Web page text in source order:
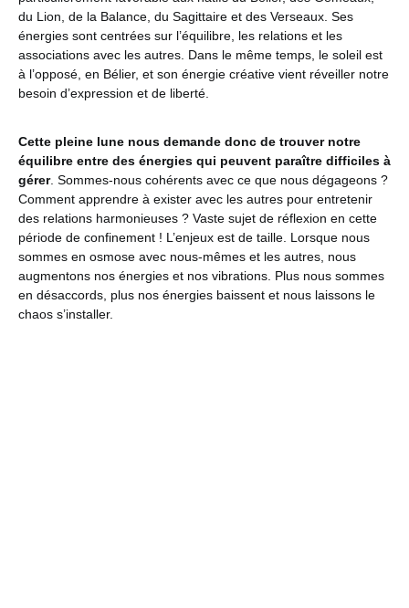
du Lion, de la Balance, du Sagittaire et des Verseaux. Ses
énergies sont centrées sur l’équilibre, les relations et les
associations avec les autres. Dans le même temps, le soleil est
à l’opposé, en Bélier, et son énergie créative vient réveiller notre
besoin d’expression et de liberté.
Cette pleine lune nous demande donc de trouver notre
équilibre entre des énergies qui peuvent paraître difficiles à
gérer. Sommes-nous cohérents avec ce que nous dégageons ?
Comment apprendre à exister avec les autres pour entretenir
des relations harmonieuses ? Vaste sujet de réflexion en cette
période de confinement ! L’enjeux est de taille. Lorsque nous
sommes en osmose avec nous-mêmes et les autres, nous
augmentons nos énergies et nos vibrations. Plus nous sommes
en désaccords, plus nos énergies baissent et nous laissons le
chaos s’installer.